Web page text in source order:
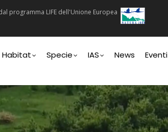
programma LIFE dell'Unione Europea
Habitat Specie IAS News Eventi